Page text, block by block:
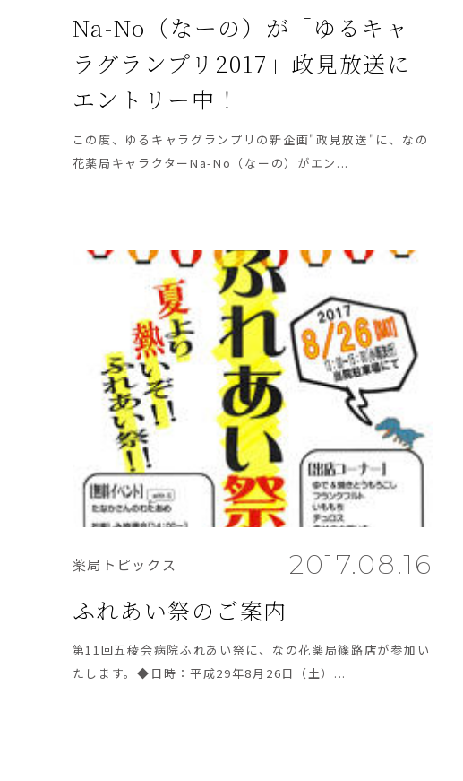
Na-No（なーの）が「ゆるキャ
ラグランプリ2017」政見放送に
エントリー中！
この度、ゆるキャラグランプリの新企画"政見放送"に、なの
花薬局キャラクターNa-No（なーの）がエン...
2017.08.16
薬局トピックス
ふれあい祭のご案内
第11回五稜会病院ふれあい祭に、なの花薬局篠路店が参加い
たします。◆日時：平成29年8月26日（土）...